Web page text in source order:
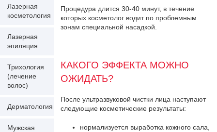
Процедура длится 30-40 минут, в течение
которых косметолог водит по проблемным
зонам специальной насадкой.
КАКОГО ЭФФЕКТА МОЖНО
ОЖИДАТЬ?
После ультразвуковой чистки лица наступают
следующие косметические результаты:
нормализуется выработка кожного сала,
Лазерная
косметология
Лазерная
эпиляция
Трихология
(лечение
волос)
Дерматология
Мужская